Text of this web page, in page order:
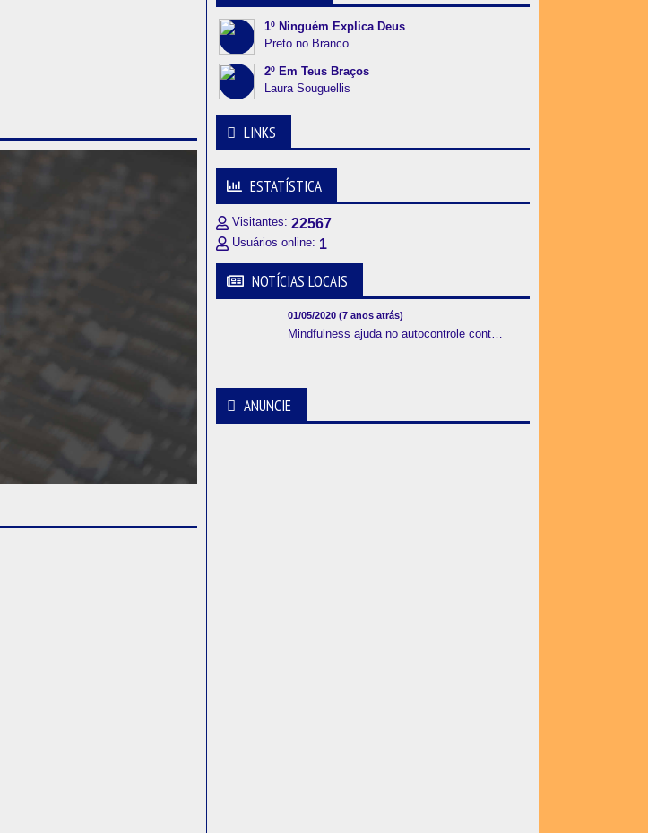
1º Ninguém Explica Deus
Preto no Branco
2º Em Teus Braços
Laura Souguellis
LINKS
ESTATÍSTICA
Visitantes: 22567
Usuários online: 1
NOTÍCIAS LOCAIS
01/05/2020 (7 anos atrás)
ANUNCIE